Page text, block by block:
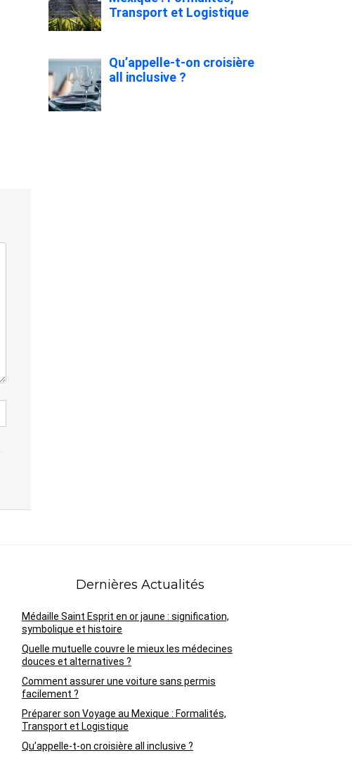
Transport et Logistique
Qu’appelle-t-on croisière
all inclusive ?
Dernières Actualités
Médaille Saint Esprit en or jaune : signification,
symbolique et histoire
Quelle mutuelle couvre le mieux les médecines
douces et alternatives ?
Comment assurer une voiture sans permis
facilement ?
Préparer son Voyage au Mexique : Formalités,
Transport et Logistique
Qu’appelle-t-on croisière all inclusive ?